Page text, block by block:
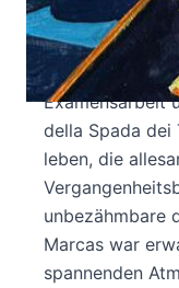
Inseln, durch
Vergangenheit
unterwegs auf
Examensarbeit
della Spada dei
leben, die
unbezähmbare
Marcas war
spannenden